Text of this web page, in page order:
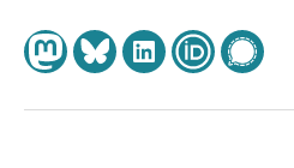
Mastodon
BlueskyLinkedInORCIDChat